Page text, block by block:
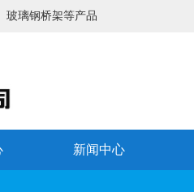
玻璃钢桥架等产品
新闻中心